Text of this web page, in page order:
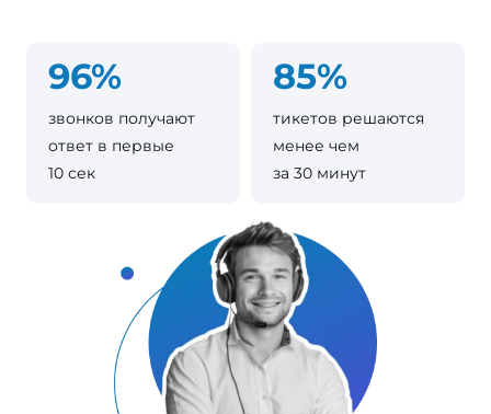
96%
звонков получают
ответ в первые
10 сек
85%
тикетов решаются
менее чем
за 30 минут